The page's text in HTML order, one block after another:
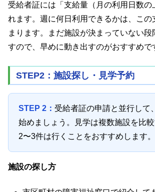
受給者証には「支給量（月の利用日数の
れます。週に何日利用できるかは、この
まります。まだ施設が決まっていない段
すので、早めに動き出すのがおすすめで
STEP2：施設探し・見学予約
STEP 2： 受給者証の申請と並行して
始めましょう。見学は複数施設を比
2〜3件は行くことをおすすめします。
施設の探し方